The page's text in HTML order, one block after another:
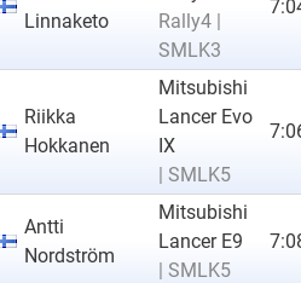
Linnaketo
Rally4 |
SMLK3
Riikka
Hokkanen
Mitsubishi
Lancer Evo
IX
| SMLK5
Antti
Nordström
Mitsubishi
Lancer E9
| SMLK5